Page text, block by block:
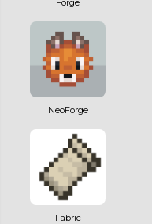
NeoForge
Fabric